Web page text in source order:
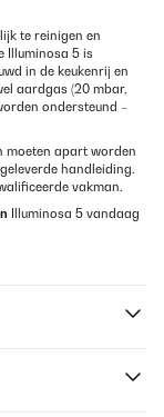
te reinigen en
Illuminosa 5 is
in de keukenrij en
aardgas (20 mbar,
ondersteund –
moeten apart worden
handleiding.
vakman.
Illuminosa 5 vandaag